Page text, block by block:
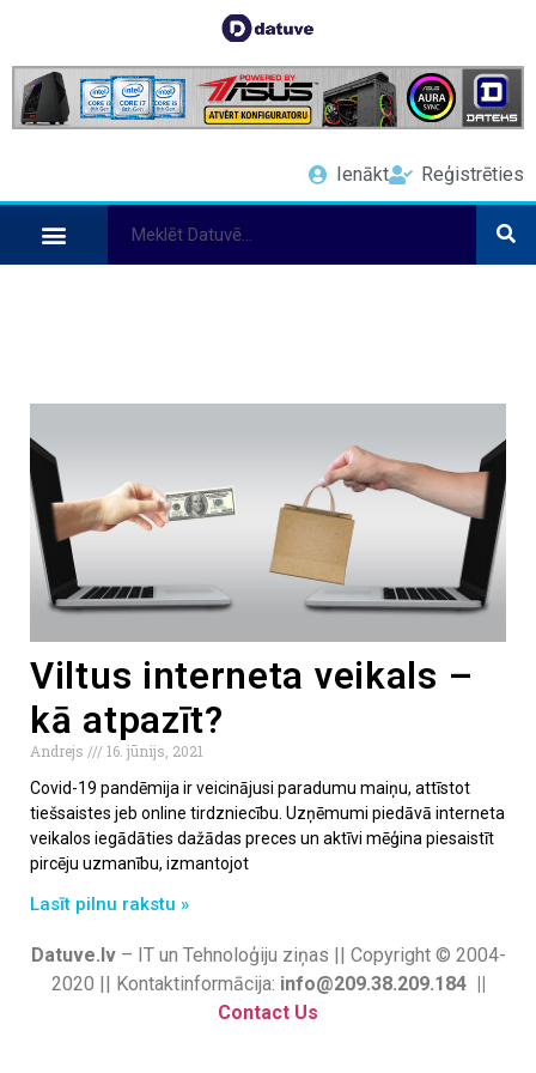
Ienākt Reģistrēties
Viltus interneta veikals –
kā atpazīt?
Andrejs
16. jūnijs, 2021
Covid-19 pandēmija ir veicinājusi paradumu maiņu, attīstot
tiešsaistes jeb online tirdzniecību. Uzņēmumi piedāvā interneta
veikalos iegādāties dažādas preces un aktīvi mēģina piesaistīt
pircēju uzmanību, izmantojot
Lasīt pilnu rakstu »
Datuve.lv– IT un Tehnoloģiju ziņas || Copyright © 2004-
2020 || Kontaktinformācija: info@209.38.209.184 ||
Contact Us